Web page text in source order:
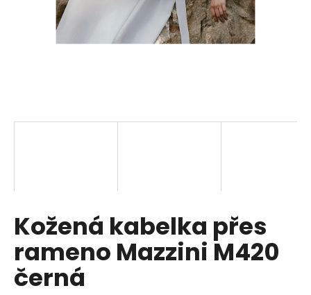
Kožená kabelka přes
rameno Mazzini M420
černá
D
o
p
o
r